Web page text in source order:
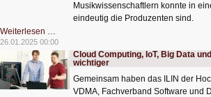
Musikwissenschaftlern konnte in
eindeutig die Produzenten sind.
Weiterlesen …
Hip-
Hop
geben
die
Produzenten
den
Ton
26.01.2025 00:00
Cloud Computing, IoT, Big Data
wichtiger
Gemeinsam haben das ILIN der
VDMA, Fachverband Software und